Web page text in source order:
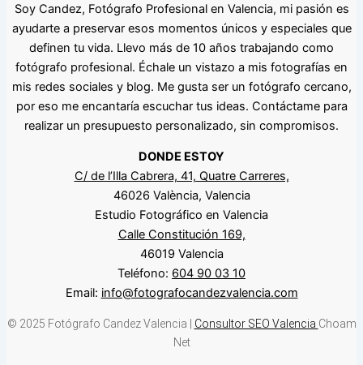
Soy Candez, Fotógrafo Profesional en Valencia, mi pasión es
ayudarte a preservar esos momentos únicos y especiales que
definen tu vida. Llevo más de 10 años trabajando como
fotógrafo profesional. Échale un vistazo a mis fotografías en
mis redes sociales y blog. Me gusta ser un fotógrafo cercano,
por eso me encantaría escuchar tus ideas. Contáctame para
realizar un presupuesto personalizado, sin compromisos.
DONDE ESTOY
C/ de l’Illa Cabrera, 41, Quatre Carreres,
46026 València, Valencia
Estudio Fotográfico en Valencia
Calle Constitución 169,
46019 Valencia
Teléfono: 604 90 03 10
Email: info@fotografocandezvalencia.com
© 2025 Fotógrafo Candez Valencia | Consultor SEO Valencia Choam
Net